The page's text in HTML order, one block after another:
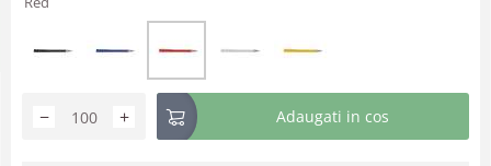
+
− Adaugati in cos